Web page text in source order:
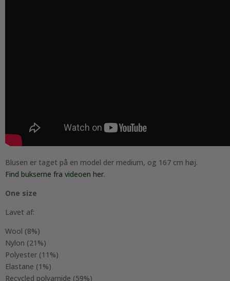
Blusen er taget på en model der medium, og 167 cm høj.
Find bukserne fra videoen her.
One size
Lavet af:
Wool (8%)
Nylon (21%)
Polyester (11%)
Elastane (1%)
Recycled polyamide (59%)